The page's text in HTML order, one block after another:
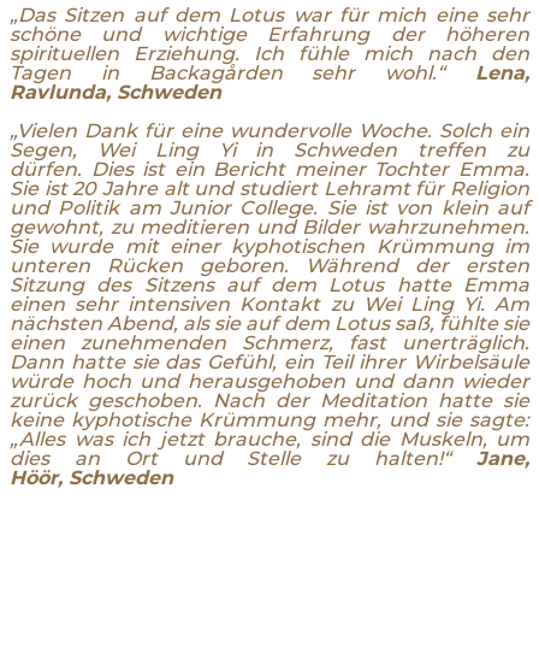
„Das Sitzen auf dem Lotus war für mich eine sehr
schöne und wichtige Erfahrung der höheren
spirituellen Erziehung. Ich fühle mich nach den
Tagen in Backagården sehr wohl.“ Lena,
Ravlunda, Schweden
„Vielen Dank für eine wundervolle Woche. Solch ein
Segen, Wei Ling Yi in Schweden treffen zu
dürfen. Dies ist ein Bericht meiner Tochter Emma.
Sie ist 20 Jahre alt und studiert Lehramt für Religion
und Politik am Junior College. Sie ist von klein auf
gewohnt, zu meditieren und Bilder wahrzunehmen.
Sie wurde mit einer kyphotischen Krümmung im
unteren Rücken geboren. Während der ersten
Sitzung des Sitzens auf dem Lotus hatte Emma
einen sehr intensiven Kontakt zu Wei Ling Yi. Am
nächsten Abend, als sie auf dem Lotus saß, fühlte sie
einen zunehmenden Schmerz, fast unerträglich.
Dann hatte sie das Gefühl, ein Teil ihrer Wirbelsäule
würde hoch und herausgehoben und dann wieder
zurück geschoben. Nach der Meditation hatte sie
keine kyphotische Krümmung mehr, und sie sagte:
„Alles was ich jetzt brauche, sind die Muskeln, um
dies an Ort und Stelle zu halten!“ Jane,
Höör, Schweden